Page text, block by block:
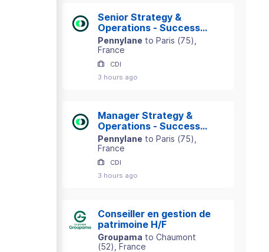
Senior Strategy &
Operations - Success
Department
Pennylane to Paris (75)
France
CDI
3 hours ago
Manager Strategy &
Operations - Success
Department
Pennylane to Paris (75)
France
CDI
3 hours ago
Conseiller en gestion de
patrimoine H/F
Groupama to Chaumont
(52) , France